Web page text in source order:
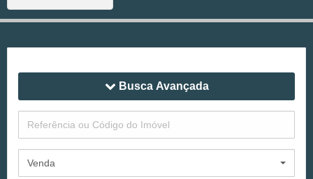
Busca Avançada
Venda